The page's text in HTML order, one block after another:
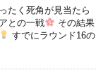
たく死角が見当たら
との一戦
その結果
すでにラウンド16の